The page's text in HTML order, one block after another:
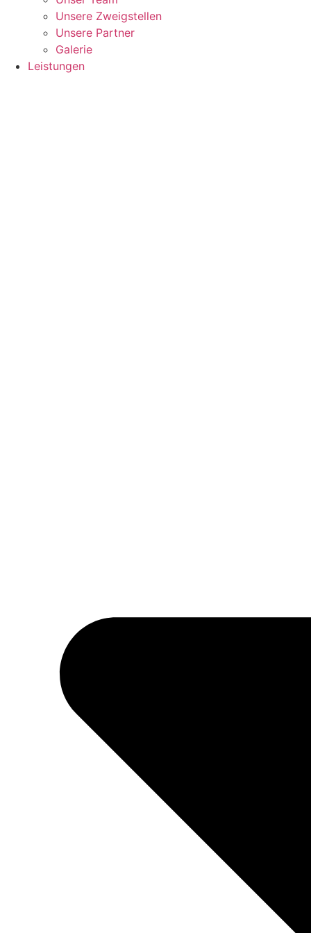
Unsere Zweigstellen
Unsere Partner
Galerie
Leistungen